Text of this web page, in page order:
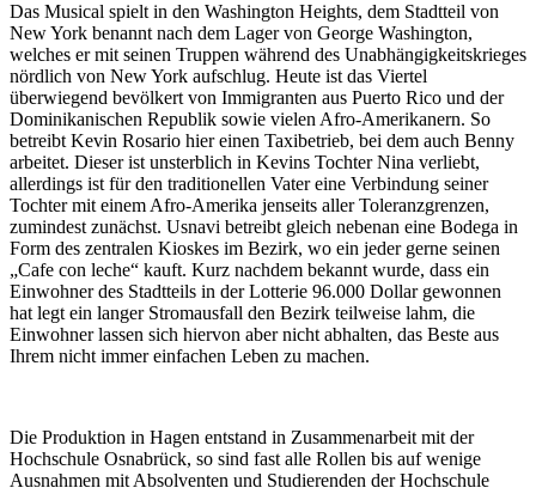
Das Musical spielt in den Washington Heights, dem Stadtteil von
New York benannt nach dem Lager von George Washington,
welches er mit seinen Truppen während des Unabhängigkeitskrieges
nördlich von New York aufschlug. Heute ist das Viertel
überwiegend bevölkert von Immigranten aus Puerto Rico und der
Dominikanischen Republik sowie vielen Afro-Amerikanern. So
betreibt Kevin Rosario hier einen Taxibetrieb, bei dem auch Benny
arbeitet. Dieser ist unsterblich in Kevins Tochter Nina verliebt,
allerdings ist für den traditionellen Vater eine Verbindung seiner
Tochter mit einem Afro-Amerika jenseits aller Toleranzgrenzen,
zumindest zunächst. Usnavi betreibt gleich nebenan eine Bodega in
Form des zentralen Kioskes im Bezirk, wo ein jeder gerne seinen
„Cafe con leche“ kauft. Kurz nachdem bekannt wurde, dass ein
Einwohner des Stadtteils in der Lotterie 96.000 Dollar gewonnen
hat legt ein langer Stromausfall den Bezirk teilweise lahm, die
Einwohner lassen sich hiervon aber nicht abhalten, das Beste aus
Ihrem nicht immer einfachen Leben zu machen.
Die Produktion in Hagen entstand in Zusammenarbeit mit der
Hochschule Osnabrück, so sind fast alle Rollen bis auf wenige
Ausnahmen mit Absolventen und Studierenden der Hochschule